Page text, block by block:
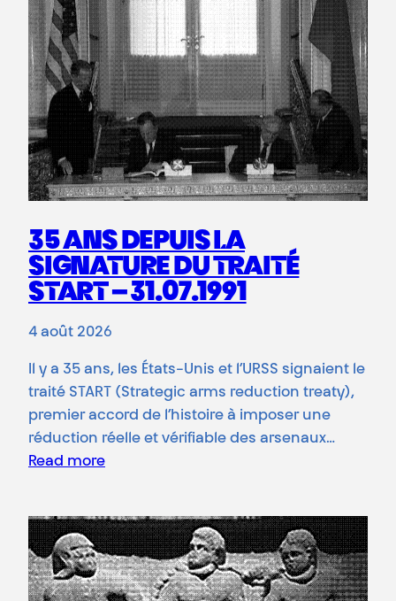
35 ANS DEPUIS LA
SIGNATURE DU TRAITÉ
START – 31.07.1991
4 août 2026
Il y a 35 ans, les États-Unis et l’URSS signaient le
traité START (Strategic arms reduction treaty),
premier accord de l’histoire à imposer une
réduction réelle et vérifiable des arsenaux…
Read more